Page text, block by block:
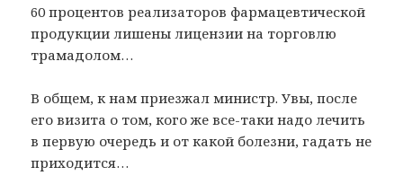
60 процентов реализаторов фармацевтической
продукции лишены лицензии на торговлю
трамадолом…
В общем, к нам приезжал министр. Увы, после
его визита о том, кого же все-таки надо лечить
в первую очередь и от какой болезни, гадать не
приходится…